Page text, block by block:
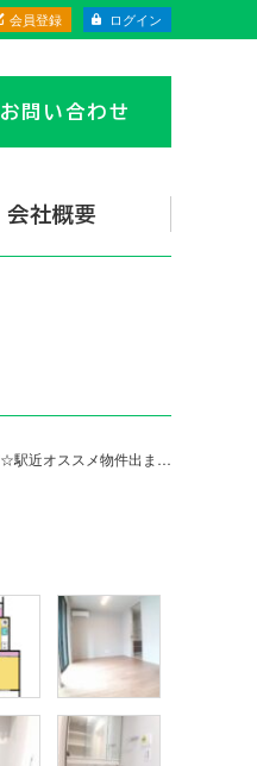
会員登録 ログイン
お問い合わせ
会社概要
築浅☆住環境良好☆設備充実☆駅近オススメ物件出ました！